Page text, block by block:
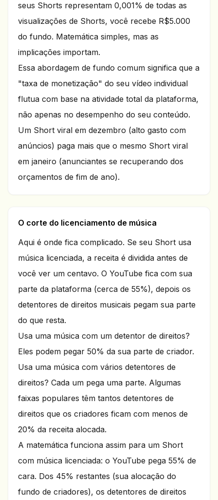
seus Shorts representam 0,001% de todas as
visualizações de Shorts, você recebe R$5.000
do fundo. Matemática simples, mas as
implicações importam.
Essa abordagem de fundo comum significa que a
"taxa de monetização" do seu vídeo individual
flutua com base na atividade total da plataforma,
não apenas no desempenho do seu conteúdo.
Um Short viral em dezembro (alto gasto com
anúncios) paga mais que o mesmo Short viral
em janeiro (anunciantes se recuperando dos
orçamentos de fim de ano).
O corte do licenciamento de música
Aqui é onde fica complicado. Se seu Short usa
música licenciada, a receita é dividida antes de
você ver um centavo. O YouTube fica com sua
parte da plataforma (cerca de 55%), depois os
detentores de direitos musicais pegam sua parte
do que resta.
Usa uma música com um detentor de direitos?
Eles podem pegar 50% da sua parte de criador.
Usa uma música com vários detentores de
direitos? Cada um pega uma parte. Algumas
faixas populares têm tantos detentores de
direitos que os criadores ficam com menos de
20% da receita alocada.
A matemática funciona assim para um Short
com música licenciada: o YouTube pega 55% de
cara. Dos 45% restantes (sua alocação do
fundo de criadores), os detentores de direitos